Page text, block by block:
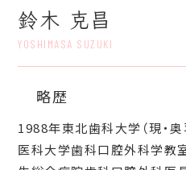
鈴木 克昌
YOSHIMASA SUZUKI
略歴
1988年東北歯科大学（現・
医科大学歯科口腔外科学教